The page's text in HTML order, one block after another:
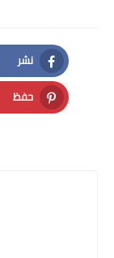
نشر
Facebook
حفظ
Pinterest